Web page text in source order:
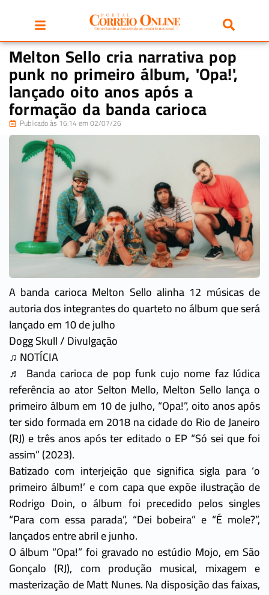
Melton Sello cria narrativa pop
punk no primeiro álbum, 'Opa!',
lançado oito anos após a
formação da banda carioca
Publicado às 16:14 em 02/07/26
A banda carioca Melton Sello alinha 12 músicas de
autoria dos integrantes do quarteto no álbum que será
lançado em 10 de julho
Dogg Skull / Divulgação
♫ NOTÍCIA
♬ Banda carioca de pop funk cujo nome faz lúdica
referência ao ator Selton Mello, Melton Sello lança o
primeiro álbum em 10 de julho, “Opa!”, oito anos após
ter sido formada em 2018 na cidade do Rio de Janeiro
(RJ) e três anos após ter editado o EP “Só sei que foi
assim” (2023).
Batizado com interjeição que significa sigla para ‘o
primeiro álbum!’ e com capa que expõe ilustração de
Rodrigo Doin, o álbum foi precedido pelos singles
“Para com essa parada”, “Dei bobeira” e “É mole?”,
lançados entre abril e junho.
O álbum “Opa!” foi gravado no estúdio Mojo, em São
Gonçalo (RJ), com produção musical, mixagem e
masterização de Matt Nunes. Na disposição das faixas,